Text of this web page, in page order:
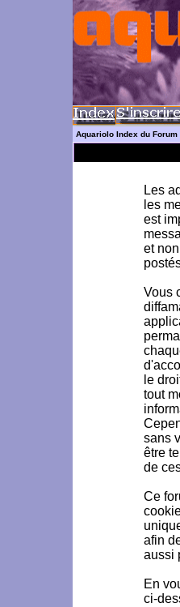
Aquariolo Index du Forum
Les
les
est
et
Vous
le
tout
sans
être
de
Ce
afin
aussi
En
ci-